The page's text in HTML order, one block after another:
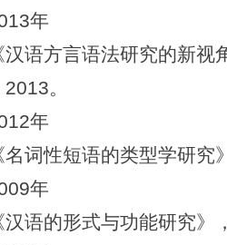
年
方言语法研究的新视
。
年
性短语的类型学研究》
年
的形式与功能研究》，